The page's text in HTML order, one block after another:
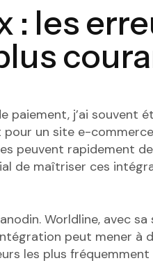
: les
paiement, j’ai souvent
un site e-
peuvent rapidement
de maîtriser ces
Worldline, avec
peut mener à
les plus